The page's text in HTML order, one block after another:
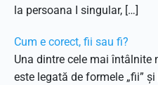
la persoana I singular, […]
Cum e corect, fii sau fi?
Una dintre cele mai
este legată de formele „fii” și